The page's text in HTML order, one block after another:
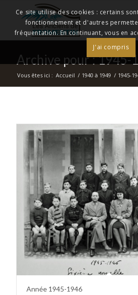
Archive pour : 1945-
Vous êtes ici : Accueil / 1940 à 1949 / 1945-
Année 1945-1946
Ce site utilise des cookies : certains
fonctionnement et d'autres
fréquentation. En continuant, vous en
J'ai compris